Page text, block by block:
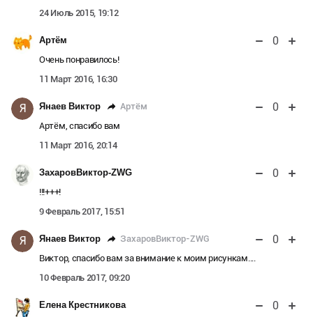
24 Июль 2015, 19:12
Артём 0
Очень понравилось!
11 Март 2016, 16:30
Я Янаев Виктор Артём 0
Артём, спасибо вам
11 Март 2016, 20:14
ЗахаровВиктор-ZWG 0
!!!+++!
9 Февраль 2017, 15:51
Я Янаев Виктор ЗахаровВиктор-ZWG 0
Виктор, спасибо вам за внимание к моим рисункам....
10 Февраль 2017, 09:20
Елена Крестникова 0